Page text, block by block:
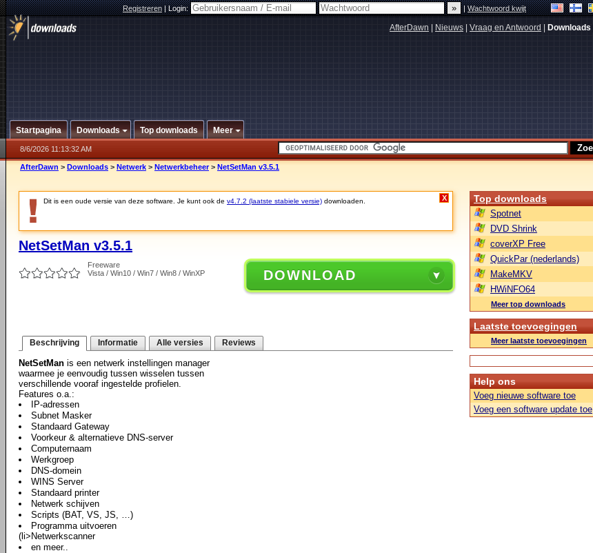
Registreren|Login: |Wachtwoord kwijt
AfterDawn Nieuws Vraag en Antwoord Downloads
Startpagina Downloads Top downloads Meer
8/6/2026 11:13:32 AM
AfterDawn > Downloads > Netwerk > Netwerkbeheer > NetSetMan v3.5.1
Dit is een oude versie van deze software. Je kunt ook de v4.7.2 (laatste stabiele versie) downloaden. X
NetSetMan v3.5.1
Freeware
Vista / Win10 / Win7 / Win8 / WinXP
DOWNLOAD
Beschrijving Informatie Alle versies Reviews
NetSetMan is een netwerk instellingen manager
waarmee je eenvoudig tussen wisselen tussen
verschillende vooraf ingestelde profielen.
Features o.a.:
IP-adressen
Subnet Masker
Standaard Gateway
Voorkeur & alternatieve DNS-server
Computernaam
Werkgroep
DNS-domein
WINS Server
Standaard printer
Netwerk schijven
Scripts (BAT, VS, JS, …)
Programma uitvoeren
(li>Netwerkscanner
en meer..
Top downloads
Spotnet
DVD Shrink
coverXP Free
QuickPar (nederlands)
MakeMKV
HWiNFO64
Meer top downloads
Laatste toevoegingen
Meer laatste toevoegingen
Help ons
Voeg nieuwe software toe
Voeg een software update toe